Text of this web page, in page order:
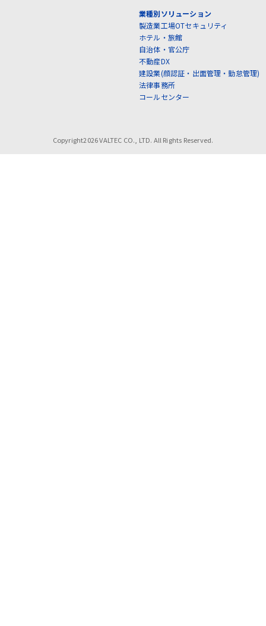
業種別ソリューション
製造業工場OTセキュリティ
ホテル・旅館
自治体・官公庁
不動産DX
建設業(顔認証・出面管理・勤怠管理)
法律事務所
コールセンター
Copyright2026 VALTEC CO., LTD. All Rights Reserved.